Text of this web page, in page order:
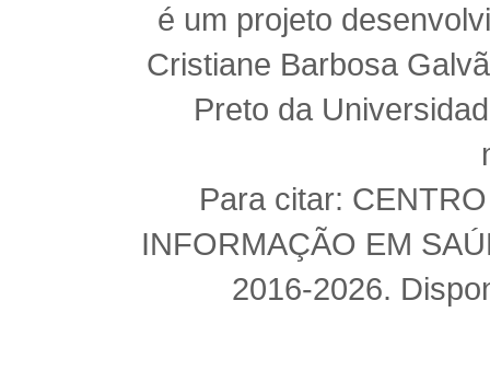
é um projeto
Cristiane Barbosa
Preto da
Para citar:
INFORMAÇÃO EM
2016-2026.